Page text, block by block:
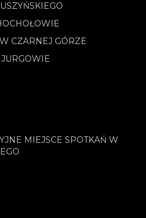
CZARNEJ GÓRZE
MIEJSCE SPOTKAŃ W